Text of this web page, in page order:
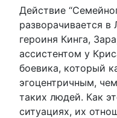
Действие
разворачивается
героиня Кинга,
ассистентом у
боевика, который
эгоцентричным,
таких людей. Как
ситуациях, их